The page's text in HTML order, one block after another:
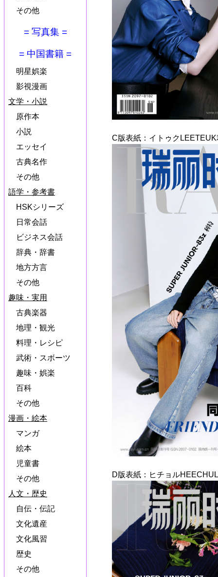
その他
= 写真集 =
= 中国書籍 =
明星娯楽
影視漫画
文学・小説
原作本
小説
エッセイ
古典名作
その他
語学・参考書
HSKシリーズ
日常会話
ビジネス会話
辞典・辞書
地方方言
その他
趣味・実用
古典楽器
地理・観光
料理・レシピ
武術・スボーツ
趣味・娯楽
百科
その他
漫画・絵本
マンガ
絵本
児童書
その他
人文・歴史
自伝・伝記
文化遺産
文化風習
歴史
その他
C版表紙：イトゥク
D版表紙：ヒチョル